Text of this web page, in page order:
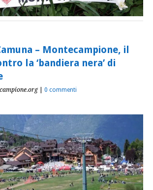
– Montecampione, il
la ‘bandiera nera’ di
| 0 commenti